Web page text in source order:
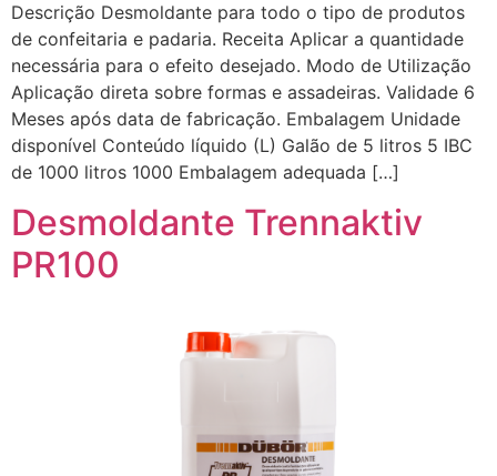
Descrição Desmoldante para todo o tipo de produtos
de confeitaria e padaria. Receita Aplicar a quantidade
necessária para o efeito desejado. Modo de Utilização
Aplicação direta sobre formas e assadeiras. Validade 6
Meses após data de fabricação. Embalagem Unidade
disponível Conteúdo líquido (L) Galão de 5 litros 5 IBC
de 1000 litros 1000 Embalagem adequada […]
Desmoldante Trennaktiv
PR100